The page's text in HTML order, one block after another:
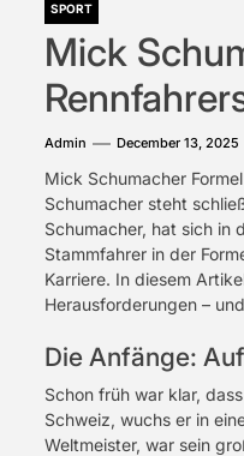
SPORT
Mick
Admin December 13, 2025
Mick Schumacher
Schumacher steht
Schumacher, hat sich in
Stammfahrer in der
Karriere. In diesem
Herausforderungen –
Die Anfänge:
Schon früh war klar,
Schweiz, wuchs er in
Weltmeister, war sein